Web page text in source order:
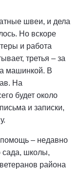
швеи, и дела
Но вскоре
и работа
третья – за
машинкой. В
На
будет около
и записки,
– недавно
сада, школы,
района